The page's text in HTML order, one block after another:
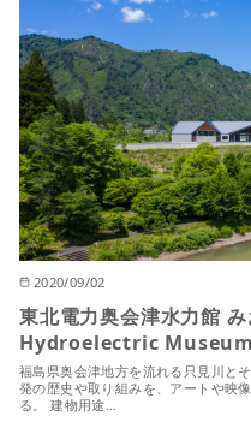
2020/09/02
東北電力奥会津水力館
Hydroelectric
福島県奥会津地方を流れる只見川と
発の歴史や取り組みを、アートや映
る。 建物用途…